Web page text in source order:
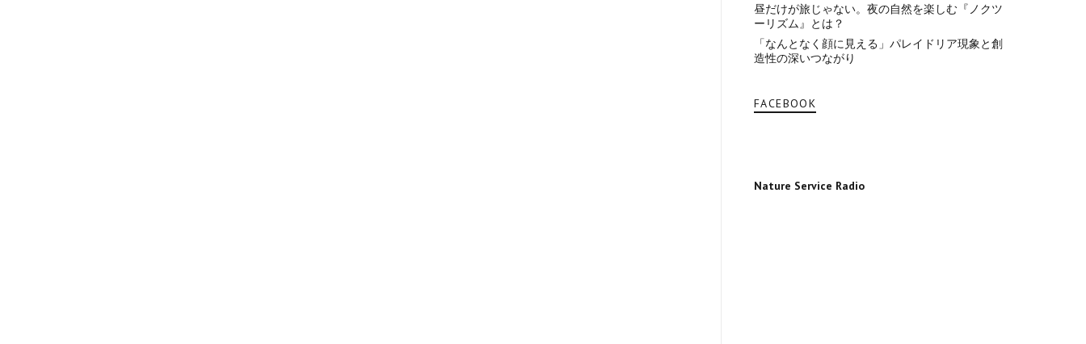
昼だけが旅じゃない。夜の自然を楽しむ『ノクツ
ーリズム』とは？
「なんとなく顔に見える」パレイドリア現象と創
造性の深いつながり
FACEBOOK
Nature Service Radio